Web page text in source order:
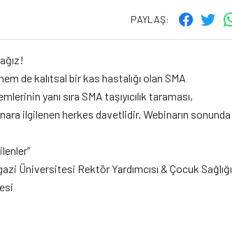
PAYLAŞ:
de kalıtsal bir kas hastalığı olan SMA
yanı sıra SMA taşıyıcılık taraması,
ilgilenen herkes davetlidir. Webinarın sonunda
Üniversitesi Rektör Yardımcısı & Çocuk Sağlığı